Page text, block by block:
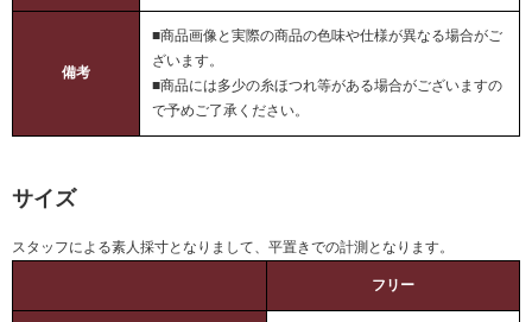
備考
■商品画像と実際の商品の色味や仕様が異なる場合がご
ざいます。
■商品には多少の糸ほつれ等がある場合がございますの
で予めご了承ください。
サイズ
スタッフによる素人採寸となりまして、平置きでの計測となります。
フリー